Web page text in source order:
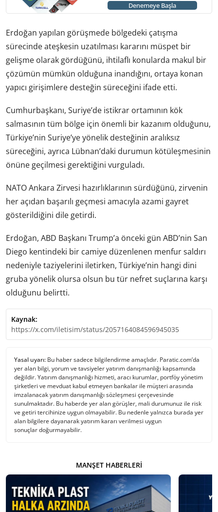
Denemeye Başla
Erdoğan yapılan görüşmede bölgedeki çatışma
sürecinde ateşkesin uzatılması kararını müspet bir
gelişme olarak gördüğünü, ihtilaflı konularda makul bir
çözümün mümkün olduğuna inandığını, ortaya konan
yapıcı girişimlere desteğin süreceğini ifade etti.
Cumhurbaşkanı, Suriye’de istikrar ortamının kök
salmasının tüm bölge için önemli bir kazanım olduğunu,
Türkiye’nin Suriye’ye yönelik desteğinin aralıksız
süreceğini, ayrıca Lübnan’daki durumun kötüleşmesinin
önüne geçilmesi gerektiğini vurguladı.
NATO Ankara Zirvesi hazırlıklarının sürdüğünü, zirvenin
her açıdan başarılı geçmesi amacıyla azami gayret
gösterildiğini dile getirdi.
Erdoğan, ABD Başkanı Trump’a önceki gün ABD’nin San
Diego kentindeki bir camiye düzenlenen menfur saldırı
nedeniyle taziyelerini iletirken, Türkiye’nin hangi dini
gruba yönelik olursa olsun bu tür nefret suçlarına karşı
olduğunu belirtti.
Kaynak:
https://x.com/iletisim/status/2057164084596945035
Yasal uyarı: Bu haber sadece bilgilendirme amaçlıdır. Paratic.com’da
yer alan bilgi, yorum ve tavsiyeler yatırım danışmanlığı kapsamında
değildir. Yatırım danışmanlığı hizmeti, aracı kurumlar, portföy yönetim
şirketleri ve mevduat kabul etmeyen bankalar ile müşteri arasında
imzalanacak yatırım danışmanlığı sözleşmesi çerçevesinde
sunulmaktadır. Bu haberde yer alan görüşler, mali durumunuz ile risk
ve getiri tercihinize uygun olmayabilir. Bu nedenle yalnızca burada yer
alan bilgilere dayanarak yatırım kararı verilmesi uygun
sonuçlar doğurmayabilir.
MANŞET HABERLERI